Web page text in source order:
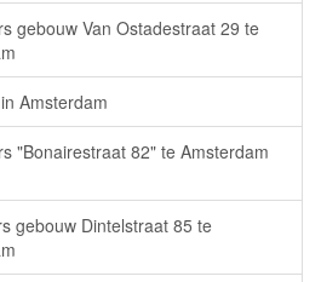
gebouw Van Ostadestraat 29 te
Amsterdam
"Bonairestraat 82" te Amsterdam
gebouw Dintelstraat 85 te